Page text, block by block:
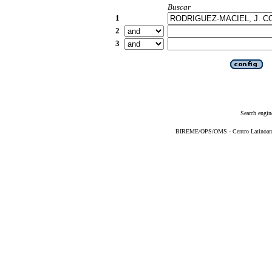
Buscar
1
2
3
Search
BIREME/OPS/OMS - Centro